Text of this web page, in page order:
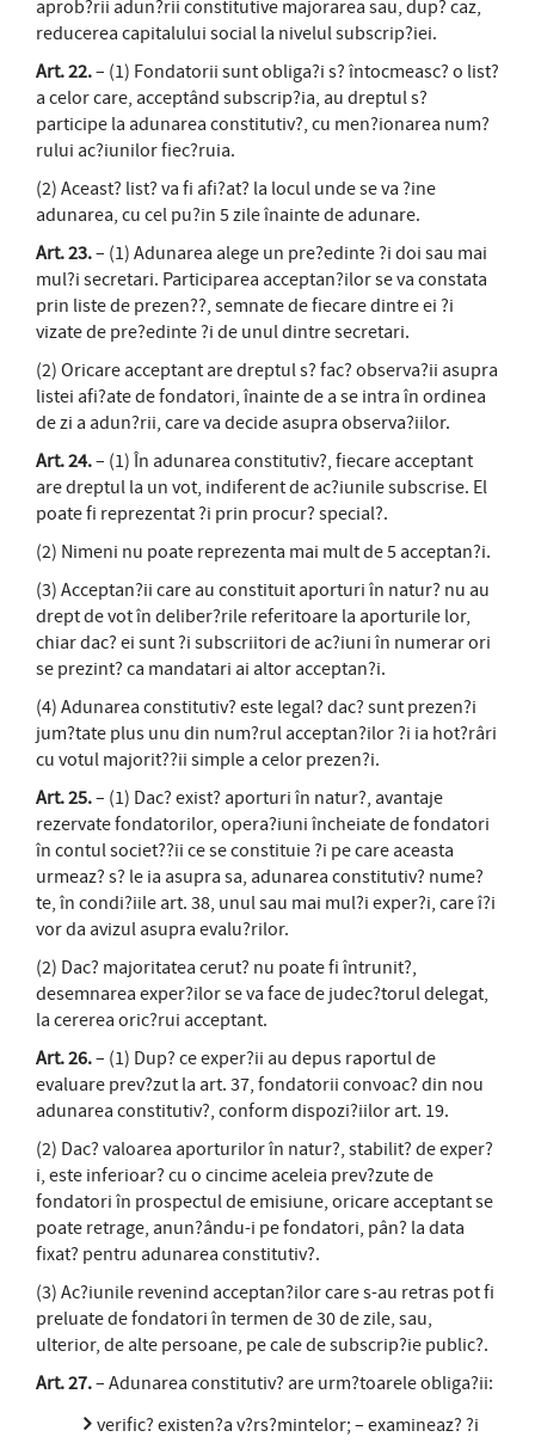
aprob?rii adun?rii constitutive majorarea sau, dup? caz,
reducerea capitalului social la nivelul subscrip?iei.
Art. 22.– (1) Fondatorii sunt obliga?i s? întocmeasc? o list?
a celor care, acceptând subscrip?ia, au dreptul s?
participe la adunarea constitutiv?, cu men?ionarea num?
rului ac?iunilor fiec?ruia.
(2) Aceast? list? va fi afi?at? la locul unde se va ?ine
adunarea, cu cel pu?in 5 zile înainte de adunare.
Art. 23.– (1) Adunarea alege un pre?edinte ?i doi sau mai
mul?i secretari. Participarea acceptan?ilor se va constata
prin liste de prezen??, semnate de fiecare dintre ei ?i
vizate de pre?edinte ?i de unul dintre secretari.
(2) Oricare acceptant are dreptul s? fac? observa?ii asupra
listei afi?ate de fondatori, înainte de a se intra în ordinea
de zi a adun?rii, care va decide asupra observa?iilor.
Art. 24.– (1) În adunarea constitutiv?, fiecare acceptant
are dreptul la un vot, indiferent de ac?iunile subscrise. El
poate fi reprezentat ?i prin procur? special?.
(2) Nimeni nu poate reprezenta mai mult de 5 acceptan?i.
(3) Acceptan?ii care au constituit aporturi în natur? nu au
drept de vot în deliber?rile referitoare la aporturile lor,
chiar dac? ei sunt ?i subscriitori de ac?iuni în numerar ori
se prezint? ca mandatari ai altor acceptan?i.
(4) Adunarea constitutiv? este legal? dac? sunt prezen?i
jum?tate plus unu din num?rul acceptan?ilor ?i ia hot?râri
cu votul majorit??ii simple a celor prezen?i.
Art. 25.– (1) Dac? exist? aporturi în natur?, avantaje
rezervate fondatorilor, opera?iuni încheiate de fondatori
în contul societ??ii ce se constituie ?i pe care aceasta
urmeaz? s? le ia asupra sa, adunarea constitutiv? nume?
te, în condi?iile art. 38, unul sau mai mul?i exper?i, care î?i
vor da avizul asupra evalu?rilor.
(2) Dac? majoritatea cerut? nu poate fi întrunit?,
desemnarea exper?ilor se va face de judec?torul delegat,
la cererea oric?rui acceptant.
Art. 26.– (1) Dup? ce exper?ii au depus raportul de
evaluare prev?zut la art. 37, fondatorii convoac? din nou
adunarea constitutiv?, conform dispozi?iilor art. 19.
(2) Dac? valoarea aporturilor în natur?, stabilit? de exper?
i, este inferioar? cu o cincime aceleia prev?zute de
fondatori în prospectul de emisiune, oricare acceptant se
poate retrage, anun?ându-i pe fondatori, pân? la data
fixat? pentru adunarea constitutiv?.
(3) Ac?iunile revenind acceptan?ilor care s-au retras pot fi
preluate de fondatori în termen de 30 de zile, sau,
ulterior, de alte persoane, pe cale de subscrip?ie public?.
Art. 27.– Adunarea constitutiv? are urm?toarele obliga?ii:
verific? existen?a v?rs?mintelor; – examineaz? ?i